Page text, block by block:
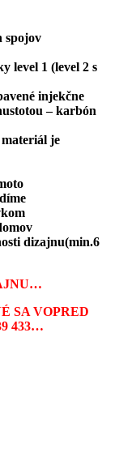
spojov
level 1 (level 2 s
injekčne
– karbón
je
dizajnu(min.6
SA VOPRED
433…